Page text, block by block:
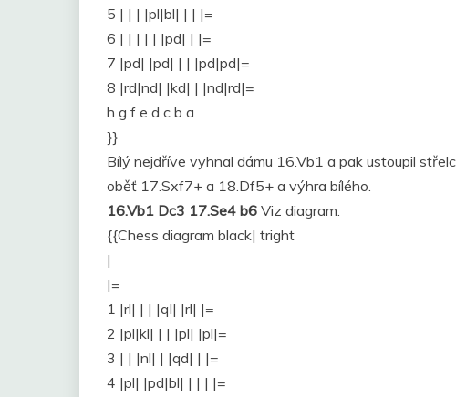
5 | | | |pl|bl| | | |=
6 | | | | | |pd| | |=
7 |pd| |pd| | | |pd|pd|=
8 |rd|nd| |kd| | |nd|rd|=
h g f e d c b a
}}
Bílý nejdříve vyhnal dámu 16.Vb1 a pak ustoupil
oběť 17.Sxf7+ a 18.Df5+ a výhra bílého.
16.Vb1 Dc3 17.Se4 b6 Viz diagram.
{{Chess diagram black| tright
|
|=
1 |rl| | | |ql| |rl| |=
2 |pl|kl| | | |pl| |pl|=
3 | | |nl| | |qd| | |=
4 |pl| |pd|bl| | | | |=